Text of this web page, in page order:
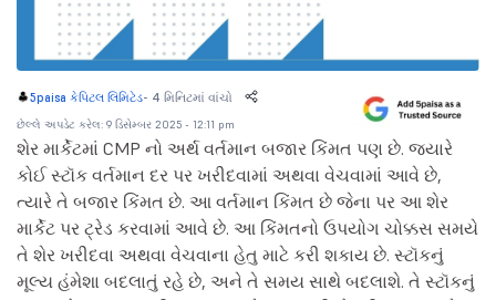
5paisa કેપિટલ લિમિટેડ- 4 મિનિટમાં વાંચો
છેલ્લે અપડેટ કરેલ: 9 ડિસેમ્બર 2025 - 12:11 pm
શેર માર્કેટમાં CMP નો અર્થ વર્તમાન બજાર કિંમત પણ છે. જ્યારે
કોઈ સ્ટૉક વર્તમાન દર પર ખરીદવામાં અથવા વેચવામાં આવે છે,
ત્યારે તે બજાર કિંમત છે. આ વર્તમાન કિંમત છે જેના પર આ શેર
માર્કેટ પર ટ્રેડ કરવામાં આવે છે. આ કિંમતનો ઉપયોગ ચોક્કસ સમયે
તે શેર ખરીદવા અથવા વેચવાના હેતુ માટે કરી શકાય છે. સ્ટૉકનું
મૂલ્ય હંમેશા બદલાતું રહે છે, અને તે સમય સાથે બદલાશે. તે સ્ટૉકનું